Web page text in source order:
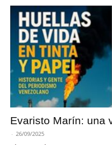
Evaristo Marín: una
- 26/09/2025